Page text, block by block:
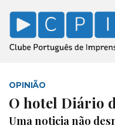
OPINIÃO
O hotel Diário
Uma noticia não